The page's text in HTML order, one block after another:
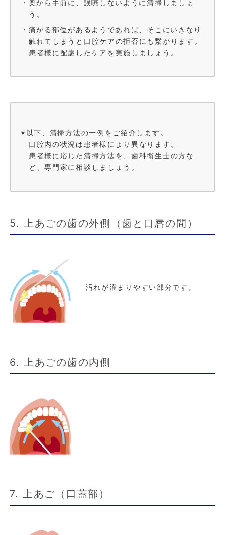
・奥から手前に、誤嚥しないように清掃しましょ
う。
・痛がる部位があるようであれば、そこにいきなり
触れてしまうと口腔ケアの拒否にも繋がります。
患者様に配慮したケアを実施しましょう。
※以下、清掃方法の一例をご紹介します。
口腔内の状況は患者様により異なります。
患者様に応じた清掃方法を、歯科衛生士の方な
ど、専門家に相談しましょう。
5. 上あごの歯の外側（歯と口唇の間）
汚れが溜まりやすい部分です。
6. 上あごの歯の内側
7. 上あご（口蓋部）